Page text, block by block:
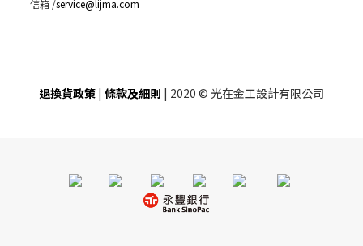
信箱 /service@lijma.com
退換貨政策 | 條款及細則 | 2020 © 光在金工設計有限公司